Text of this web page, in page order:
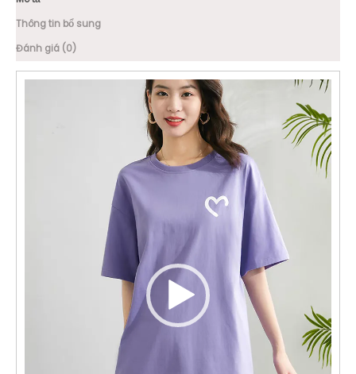
Thông tin bổ sung
Đánh giá (0)